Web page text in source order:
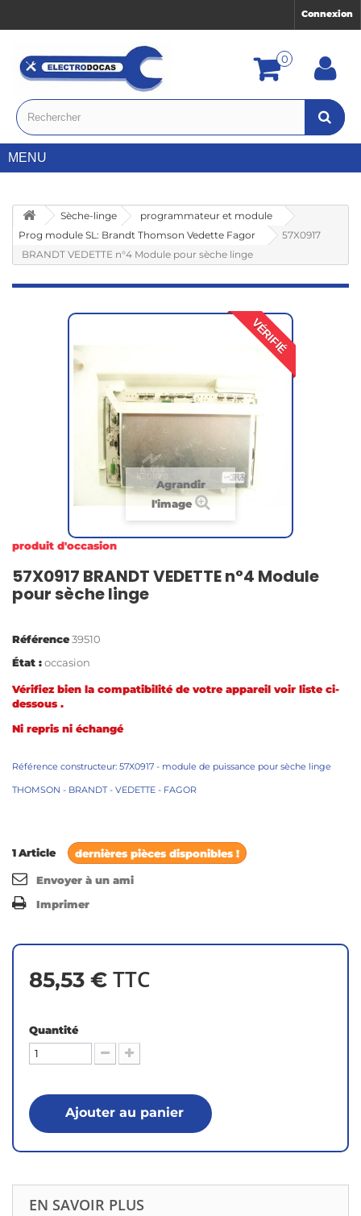
Connexion
0
MENU
Sèche-linge
programmateur et module
Prog module SL: Brandt Thomson Vedette Fagor
57X0917
BRANDT VEDETTE n°4 Module pour sèche linge
VÉRIFIÉ
Agrandir
l'image
produit d'occasion
57X0917 BRANDT VEDETTE n°4 Module
pour sèche linge
Référence39510
État :occasion
Vérifiez bien la compatibilité de votre appareil voir liste ci-
dessous .
Ni repris ni échangé
Référence constructeur: 57X0917 - module de puissance pour sèche linge
THOMSON - BRANDT - VEDETTE - FAGOR
1Article dernières pièces disponibles !
Envoyer à un ami
Imprimer
85,53 € TTC
Quantité
Ajouter au panier
EN SAVOIR PLUS